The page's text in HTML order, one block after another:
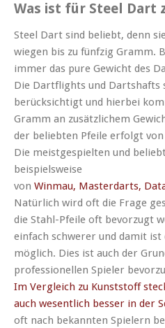
Was ist für Steel Dart
Steel Dart sind beliebt, denn
wiegen bis zu fünfzig Gramm.
immer das pure Gewicht des
Die Dartflights und Dartshafts
berücksichtigt und hierbei
Gramm an zusätzlichem
der beliebten Pfeile erfolgt
Die meistgespielten und
beispielsweise
von Winmau, Masterdarts,
Natürlich wird oft die Frage
die Stahl-Pfeile oft bevorzugt
einfach schwerer und damit
möglich. Dies ist auch der
professionellen Spieler
Im Vergleich zu Kunststoff
auch wesentlich besser in der
oft nach bekannten Spielern